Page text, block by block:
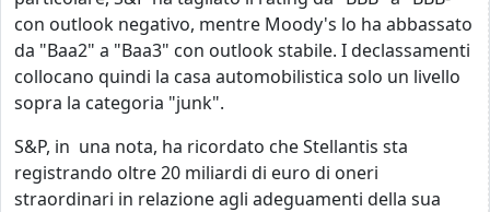
con outlook negativo, mentre Moody's lo ha abbassato
da "Baa2" a "Baa3" con outlook stabile. I declassamenti
collocano quindi la casa automobilistica solo un livello
sopra la categoria "junk".
S&P, in una nota, ha ricordato che Stellantis sta
registrando oltre 20 miliardi di euro di oneri
straordinari in relazione agli adeguamenti della sua